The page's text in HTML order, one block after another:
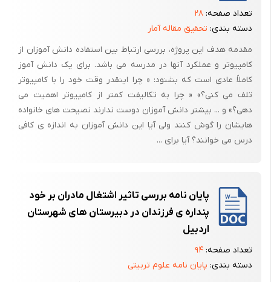
تعداد صفحه: ۲۸
دسته بندی: تحقیق مقاله آمار
مقدمه هدف این پروژه، بررسی ارتباط بین استفاده دانش آموزان از
کامپیوتر و عملکرد آنها در مدرسه می باشد. برای یک دانش آموز
کاملاً عادی است که بشنود: « چرا اینقدر وقت خود را با کامپیوتر
تلف می کنی؟» « چرا به تکالیفت کمتر از کامپیوتر اهمیت می
دهی؟» و ... بیشتر دانش آموزان دوست ندارند نصیحت های خانواده
هایشان را گوش کنند ولی آیا این دانش آموزان به اندازه ی کافی
درس می خوانند؟ آیا برای ...
پایان نامه بررسی تاثیر اشتغال مادران بر خود
پنداره ی فرزندان در دبیرستان های شهرستان
اردبیل
تعداد صفحه: ۹۴
دسته بندی: پایان نامه علوم تربیتی